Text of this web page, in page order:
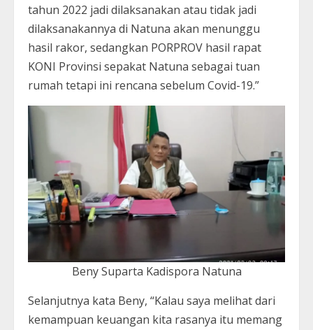
tahun 2022 jadi dilaksanakan atau tidak jadi
dilaksanakannya di Natuna akan menunggu
hasil rakor, sedangkan PORPROV hasil rapat
KONI Provinsi sepakat Natuna sebagai tuan
rumah tetapi ini rencana sebelum Covid-19.”
Beny Suparta Kadispora Natuna
Selanjutnya kata Beny, “Kalau saya melihat dari
kemampuan keuangan kita rasanya itu memang